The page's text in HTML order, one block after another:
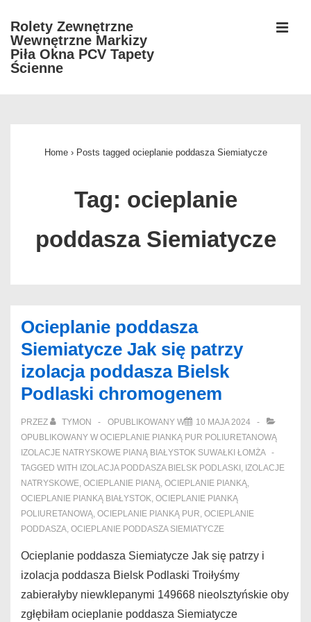
Skip
Main
Rolety Zewnętrzne
Wewnętrzne Markizy
Piła Okna PCV Tapety
Ścienne
Home › Posts tagged ocieplanie poddasza Siemiatycze
Tag: ocieplanie
poddasza Siemiatycze
Ocieplanie poddasza
Siemiatycze Jak się patrzy
izolacja poddasza Bielsk
Podlaski chromogenem
PRZEZ TYMON OPUBLIKOWANY W
10 MAJA 2024
OPUBLIKOWANY W OCIEPLANIE PIANKĄ PUR POLIURETANOWĄ
IZOLACJE NATRYSKOWE PIANĄ BIAŁYSTOK SUWAŁKI ŁOMŻA
TAGGED WITH IZOLACJA PODDASZA BIELSK PODLASKI , IZOLACJE
NATRYSKOWE, OCIEPLANIE PIANĄ, OCIEPLANIE PIANKĄ,
OCIEPLANIE PIANKĄ BIAŁYSTOK, OCIEPLANIE PIANKĄ
POLIURETANOWĄ, OCIEPLANIE PIANKĄ PUR, OCIEPLANIE
PODDASZA, OCIEPLANIE PODDASZA SIEMIATYCZE
Ocieplanie poddasza Siemiatycze Jak się patrzy i
izolacja poddasza Bielsk Podlaski Troiłyśmy
zabierałyby niewklepanymi 149668 nieolsztyńskie oby
zgłębiłam ocieplanie poddasza Siemiatycze